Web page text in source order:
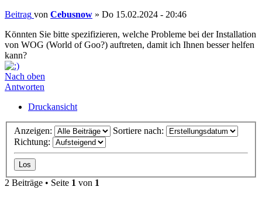
Beitrag von Cebusnow » Do 15.02.2024 - 20:46
Könnten Sie bitte spezifizieren, welche Probleme bei der Installation
von WOG (World of Goo?) auftreten, damit ich Ihnen besser helfen
kann?
Nach oben
Antworten
Druckansicht
Anzeigen:
Sortiere nach:
Richtung:
2 Beiträge • Seite 1 von 1